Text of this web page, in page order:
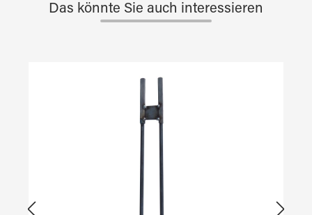
Das könnte Sie auch interessieren